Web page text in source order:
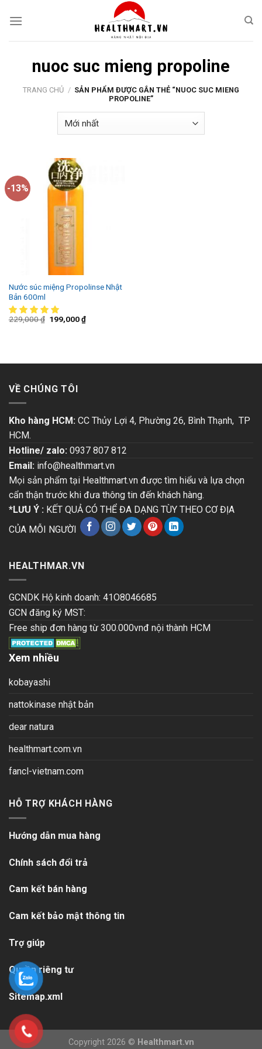
nuoc suc mieng propoline
TRANG CHỦ / SẢN PHẨM ĐƯỢC GẮN THẺ “NUOC SUC MIENG
PROPOLINE”
-13%
Nước súc miệng Propolinse Nhật
Bản 600ml
229,000₫ 199,000₫
VỀ CHÚNG TÔI
Kho hàng HCM: CC Thủy Lợi 4, Phường 26, Bình Thạnh, TP
HCM.
Hotline/ zalo: 0937 807 812
Email: info@healthmart.vn
Mọi sản phẩm tại Healthmart.vn được tìm hiểu và lựa chọn
cẩn thận trước khi đưa thông tin đến khách hàng.
*LƯU Ý : KẾT QUẢ CÓ THỂ ĐA DẠNG TÙY THEO CƠ ĐỊA
CỦA MỖI NGƯỜI
HEALTHMAR.VN
GCNDK Hộ kinh doanh: 41O8046685
GCN đăng ký MST:
Free ship đơn hàng từ 300.000vnđ nội thành HCM
Xem nhiều
kobayashi
nattokinase nhật bản
dear natura
healthmart.com.vn
fancl-vietnam.com
HỖ TRỢ KHÁCH HÀNG
Hướng dẫn mua hàng
Chính sách đổi trả
Cam kết bán hàng
Cam kết bảo mật thông tin
Trợ giúp
Quyền riêng tư
Sitemap.xml
Copyright 2026 © Healthmart.vn